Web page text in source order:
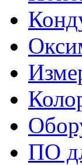
ПО